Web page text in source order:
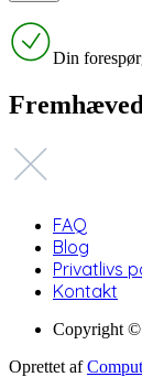
Din
FAQ
Blog
Privatlivs
Kontakt
Copyright ©
Oprettet af